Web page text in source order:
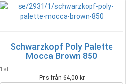
Schwarzkopf Poly Palette
Mocca Brown 850
1st
Pris från 64,00 kr